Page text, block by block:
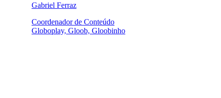
Gabriel Ferraz
Coordenador de Conteúdo
Globoplay, Gloob, Gloobinho